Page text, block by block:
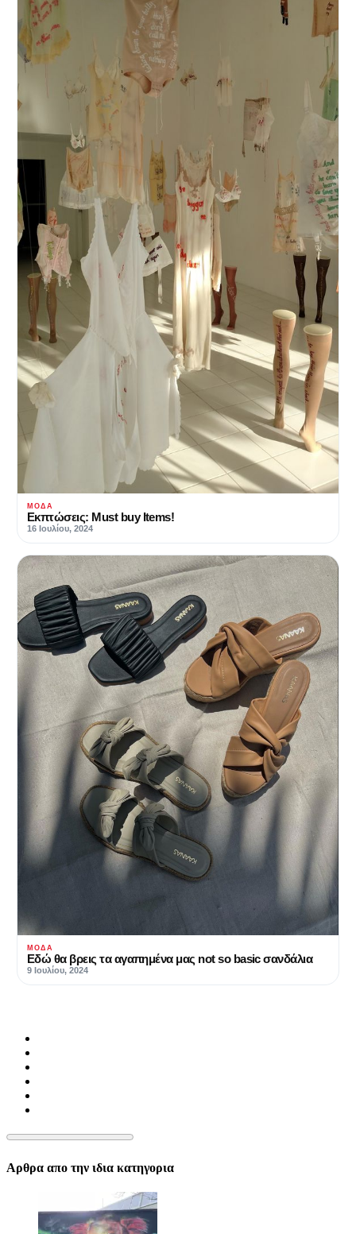
ΜΌΔΑ
Εκπτώσεις: Must buy Items!
16 Ιουλίου, 2024
ΜΌΔΑ
Εδώ θα βρεις τα αγαπημένα μας not so basic σανδάλια
9 Ιουλίου, 2024
Αρθρα απο την ιδια κατηγορια